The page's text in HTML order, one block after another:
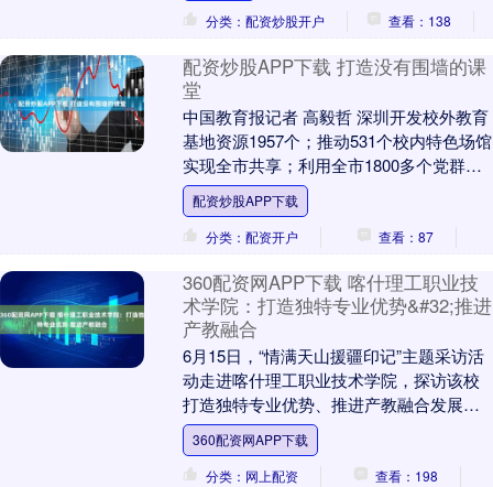
分类：配资炒股开户 查看：138
配资炒股APP下载 打造没有围墙的课
堂
中国教育报记者 高毅哲 深圳开发校外教育
基地资源1957个；推动531个校内特色场馆
实现全市共享；利用全市1800多个党群服
务中心建设科学小屋和社区书房 深圳共....
配资炒股APP下载
分类：配资开户
查看：87
360配资网APP下载 喀什理工职业技
术学院：打造独特专业优势&#32;推进
产教融合
6月15日，“情满天山援疆印记”主题采访活
动走进喀什理工职业技术学院，探访该校
打造独特专业优势、推进产教融合发展的
实践成果。 喀什理工职业技术学院是由上
海市对口....
360配资网APP下载
分类：网上配资
查看：198